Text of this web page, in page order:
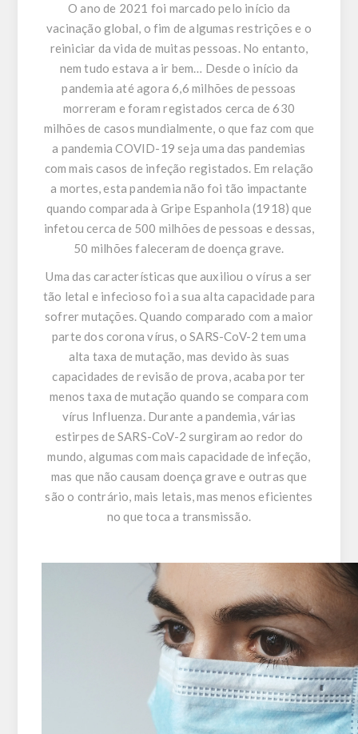
O ano de 2021 foi marcado pelo início da
vacinação global, o fim de algumas restrições e o
reiniciar da vida de muitas pessoas. No entanto,
nem tudo estava a ir bem… Desde o início da
pandemia até agora 6,6 milhões de pessoas
morreram e foram registados cerca de 630
milhões de casos mundialmente, o que faz com que
a pandemia COVID-19 seja uma das pandemias
com mais casos de infeção registados. Em relação
a mortes, esta pandemia não foi tão impactante
quando comparada à Gripe Espanhola (1918) que
infetou cerca de 500 milhões de pessoas e dessas,
50 milhões faleceram de doença grave.
Uma das características que auxiliou o vírus a ser
tão letal e infecioso foi a sua alta capacidade para
sofrer mutações. Quando comparado com a maior
parte dos corona vírus, o SARS-CoV-2 tem uma
alta taxa de mutação, mas devido às suas
capacidades de revisão de prova, acaba por ter
menos taxa de mutação quando se compara com
vírus Influenza. Durante a pandemia, várias
estirpes de SARS-CoV-2 surgiram ao redor do
mundo, algumas com mais capacidade de infeção,
mas que não causam doença grave e outras que
são o contrário, mais letais, mas menos eficientes
no que toca a transmissão.